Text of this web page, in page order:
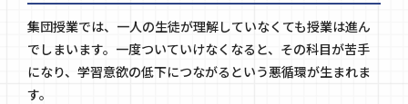
集団授業では、一人の生徒が理解していなくても授業は進ん
でしまいます。一度ついていけなくなると、その科目が苦手
になり、学習意欲の低下につながるという悪循環が生まれま
す。